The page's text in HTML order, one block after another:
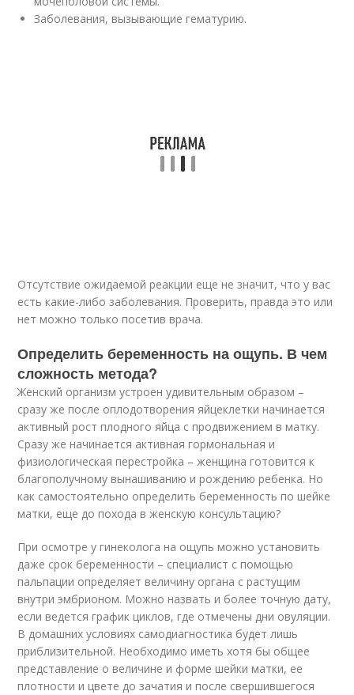
Заболевания, вызывающие гематурию.
Отсутствие ожидаемой реакции еще не значит, что у вас
есть какие-либо заболевания. Проверить, правда это или
нет можно только посетив врача.
Определить беременность на ощупь. В чем
сложность метода?
Женский организм устроен удивительным образом –
сразу же после оплодотворения яйцеклетки начинается
активный рост плодного яйца с продвижением в матку.
Сразу же начинается активная гормональная и
физиологическая перестройка – женщина готовится к
благополучному вынашиванию и рождению ребенка. Но
как самостоятельно определить беременность по шейке
матки, еще до похода в женскую консультацию?
При осмотре у гинеколога на ощупь можно установить
даже срок беременности – специалист с помощью
пальпации определяет величину органа с растущим
внутри эмбрионом. Можно назвать и более точную дату,
если ведется график циклов, где отмечены дни овуляции.
В домашних условиях самодиагностика будет лишь
приблизительной. Необходимо иметь хотя бы общее
представление о величине и форме шейки матки, ее
плотности и цвете до зачатия и после свершившегося